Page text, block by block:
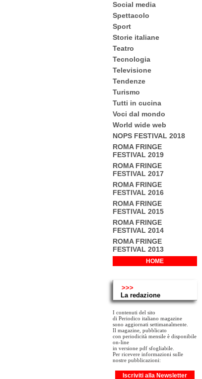
Social media
Spettacolo
Sport
Storie italiane
Teatro
Tecnologia
Televisione
Tendenze
Turismo
Tutti in cucina
Voci dal mondo
World wide web
NOPS FESTIVAL 2018
ROMA FRINGE
FESTIVAL 2019
ROMA FRINGE
FESTIVAL 2017
ROMA FRINGE
FESTIVAL 2016
ROMA FRINGE
FESTIVAL 2015
ROMA FRINGE
FESTIVAL 2014
ROMA FRINGE
FESTIVAL 2013
HOME
>>>
La redazione
I contenuti del sito
di Periodico italiano magazine
sono aggiornati settimanalmente.
Il magazine, pubblicato
con periodicità mensile è disponibile
on-line
in versione pdf sfogliabile.
Per ricevere informazioni sulle
nostre pubblicazioni:
Iscriviti alla Newsletter